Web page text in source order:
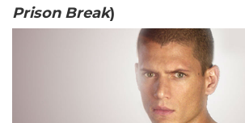
Prison Break)